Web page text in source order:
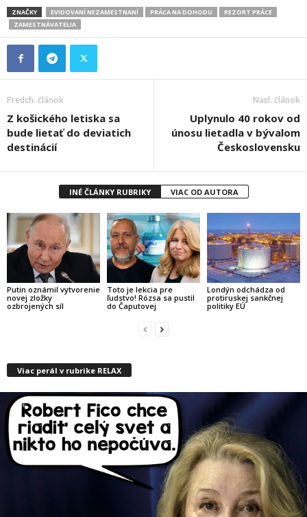
ZNAČKY EVIDOVANÍ NEZAMESTNANÍ PRÁCA NA DOHODU
REZORT PRÁCE
ZAMESTNÁVATELIA
Predch. článok
Z košického letiska sa
bude lietať do deviatich
destinácií
Nasl. článok
Uplynulo 40 rokov od
únosu lietadla v bývalom
Československu
INÉ ČLÁNKY RUBRIKY VIAC OD AUTORA
Putin oznámil vytvorenie
novej zložky
ozbrojených síl
Toto je lekcia pre
ľudstvo! Rózsa sa pustil
do Čaputovej
Londýn odchádza od
protiruskej sankčnej
politiky EÚ
Viac perál v rubrike RELAX